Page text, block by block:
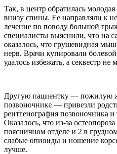
Так, в центр обратилась
внизу спины. Ее направляли к
лечение по поводу большой
специалисты выяснили, что на
оказалось, что грушевидная
нерв. Врачи купировали
удалось избежать, а секвестр
Другую пациентку — пожилую
позвоночнике — привезли
рентгенография позвоночника и
Оказалось, что из-за
поясничном отделе и 2 в
слабые опиоиды и ношение
лучше.